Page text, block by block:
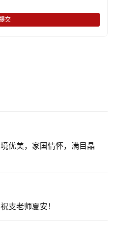
交
优美，家国情怀，满目晶
支老师夏安！